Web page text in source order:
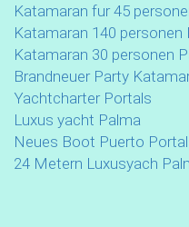
Katamaran fur 45
Katamaran 140 personen
Katamaran 30 personen
Brandneuer Party
Yachtcharter Portals
Luxus yacht Palma
Neues Boot Puerto
24 Metern Luxusyach